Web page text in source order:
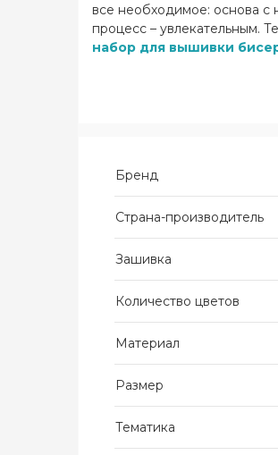
все необходимое: основа с
процесс – увлекательным.
набор для вышивки
Бренд
Страна-производитель
Зашивка
Количество цветов
Материал
Размер
Тематика